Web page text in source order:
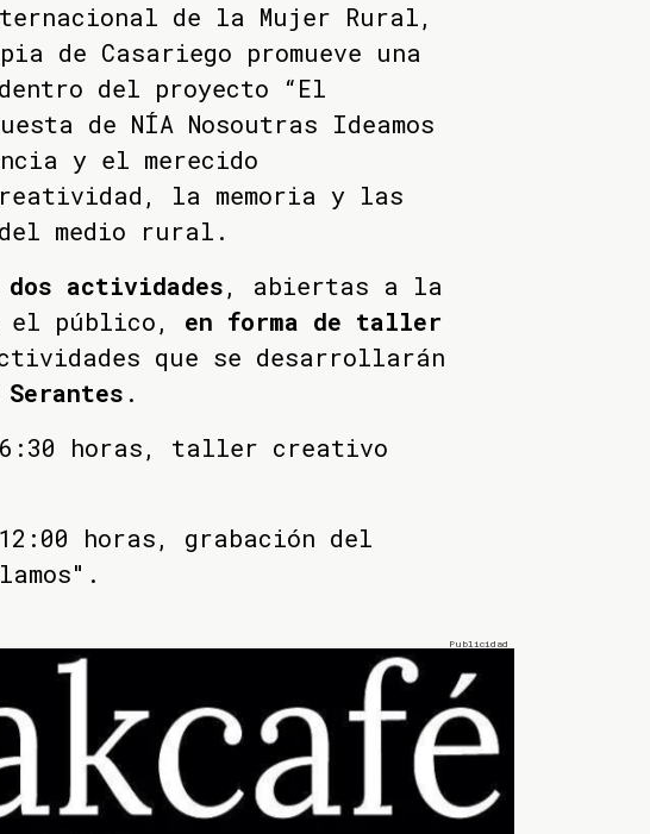
de la Mujer Rural,
de Casariego promueve una
del proyecto “El
de NÍA Nosoutras Ideamos
y el merecido
la memoria y las
medio rural.
dos actividades, abiertas a la
el público, en forma de taller
que se desarrollarán
.
horas, taller creativo
horas, grabación del